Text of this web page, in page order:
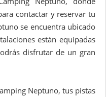
contactar y reservar tu
se encuentra ubicado
están equipadas
disfrutar de un gran
Neptuno, tus pistas